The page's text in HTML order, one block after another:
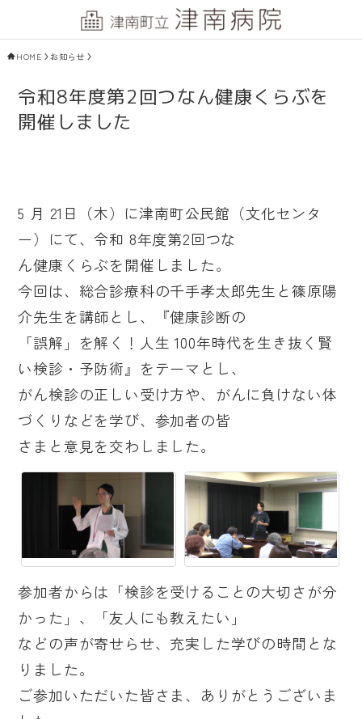
HOME お知らせ
令和8年度第2回つなん健康くらぶを
開催しました
5 月 21日（木）に津南町公民館（文化センタ
ー）にて、令和 8年度第2回つな
ん健康くらぶを開催しました。
今回は、総合診療科の千手孝太郎先生と篠原陽
介先生を講師とし、『健康診断の
「誤解」を解く！人生 100年時代を生き抜く賢
い検診・予防術』をテーマとし、
がん検診の正しい受け方や、がんに負けない体
づくりなどを学び、参加者の皆
さまと意見を交わしました。
参加者からは「検診を受けることの大切さが分
かった」、「友人にも教えたい」
などの声が寄せらせ、充実した学びの時間とな
りました。
ご参加いただいた皆さま、ありがとうございま